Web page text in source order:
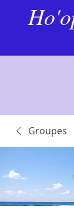
Groupes